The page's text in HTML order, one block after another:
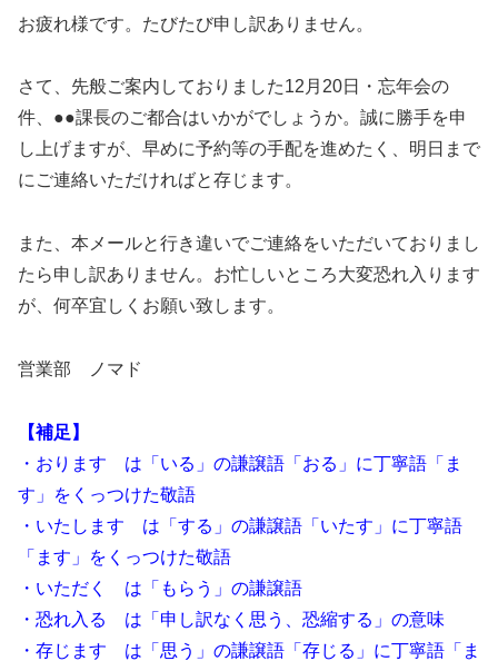
お疲れ様です。たびたび申し訳ありません。
さて、先般ご案内しておりました12月20日・忘年会の
件、●●課長のご都合はいかがでしょうか。誠に勝手を申
し上げますが、早めに予約等の手配を進めたく、明日まで
にご連絡いただければと存じます。
また、本メールと行き違いでご連絡をいただいておりまし
たら申し訳ありません。お忙しいところ大変恐れ入ります
が、何卒宜しくお願い致します。
営業部 ノマド
【補足】
・おります は「いる」の謙譲語「おる」に丁寧語「ま
す」をくっつけた敬語
・いたします は「する」の謙譲語「いたす」に丁寧語
「ます」をくっつけた敬語
・いただく は「もらう」の謙譲語
・恐れ入る は「申し訳なく思う、恐縮する」の意味
・存じます は「思う」の謙譲語「存じる」に丁寧語「ま